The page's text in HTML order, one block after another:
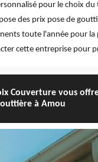
pour le choix du
des prix pose de
toute l'année pour la
cette entreprise pour
Couverture vous
à Amou